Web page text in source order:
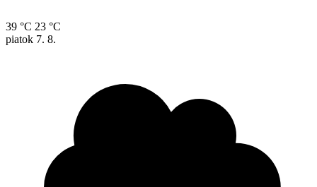
39 °C 23 °C
piatok 7. 8.